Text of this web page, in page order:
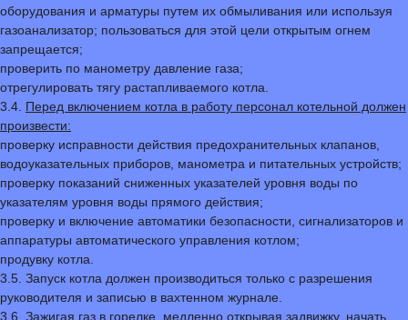
оборудования и арматуры путем их обмыливания или используя
газоанализатор; пользоваться для этой цели открытым огнем
запрещается;
проверить по манометру давление газа;
отрегулировать тягу растапливаемого котла.
3.4. Перед включением котла в работу персонал котельной должен
произвести:
проверку исправности действия предохранительных клапанов,
водоуказательных приборов, манометра и питательных устройств;
проверку показаний сниженных указателей уровня воды по
указателям уровня воды прямого действия;
проверку и включение автоматики безопасности, сигнализаторов и
аппаратуры автоматического управления котлом;
продувку котла.
3.5. Запуск котла должен производиться только с разрешения
руководителя и записью в вахтенном журнале.
3.6. Зажигая газ в горелке, медленно открывая задвижку, начать